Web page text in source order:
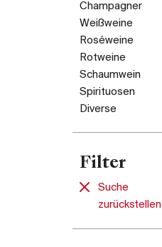
Champagner
Weißweine
Roséweine
Rotweine
Schaumwein
Spirituosen
Diverse
Filter
Suche
zurückstellen